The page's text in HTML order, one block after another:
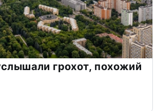
грохот, похожий